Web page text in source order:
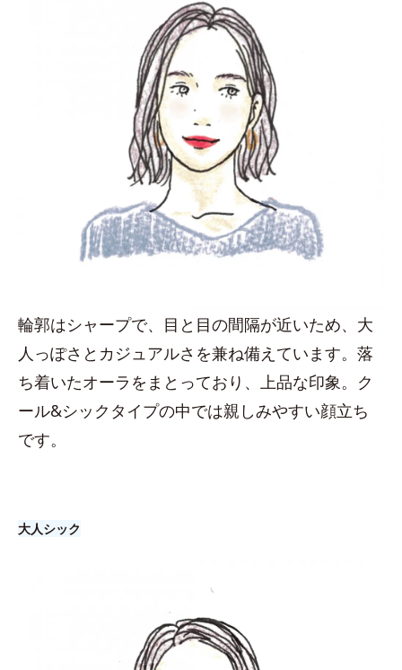
輪郭はシャープで、目と目の間隔が近いため、大
人っぽさとカジュアルさを兼ね備えています。落
ち着いたオーラをまとっており、上品な印象。ク
ール&シックタイプの中では親しみやすい顔立ち
です。
大人シック